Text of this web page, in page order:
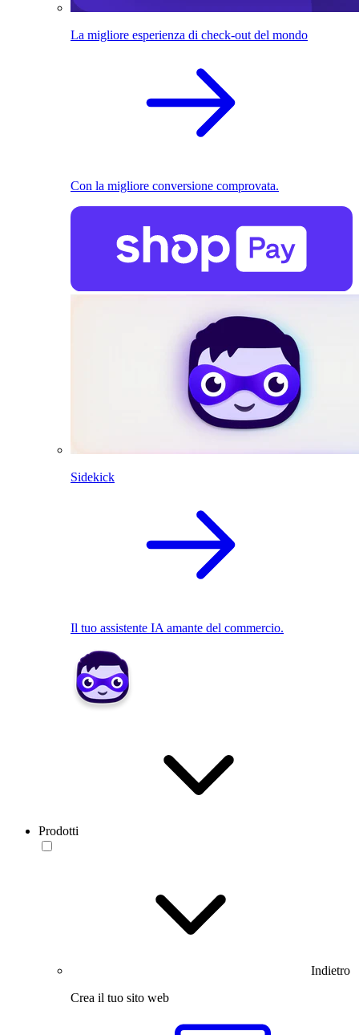
La migliore esperienza di check-out del mondo
Con la migliore conversione comprovata.
Sidekick
Il tuo assistente IA amante del commercio.
Prodotti
Indietro
Crea il tuo sito web